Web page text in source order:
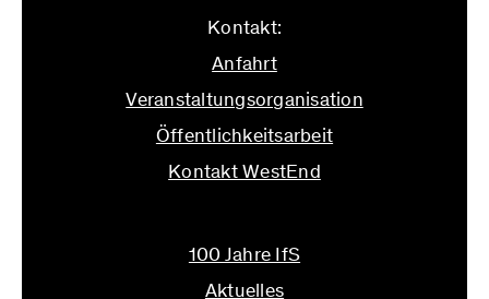
Kontakt:
Anfahrt
Veranstaltungsorganisation
Öffentlichkeitsarbeit
Kontakt WestEnd
100 Jahre IfS
Aktuelles